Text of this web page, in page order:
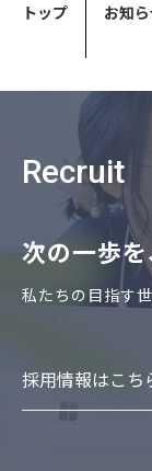
トップ お知
Recruit
次の⼀歩を
私たちの⽬指す
採⽤情報はこち